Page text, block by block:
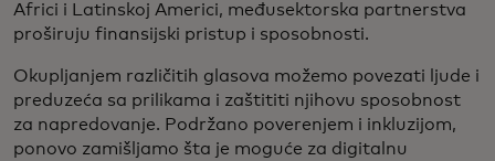
Africi i Latinskoj Americi, međusektorska partnerstva
proširuju finansijski pristup i sposobnosti.
Okupljanjem različitih glasova možemo povezati ljude i
preduzeća sa prilikama i zaštititi njihovu sposobnost
za napredovanje. Podržano poverenjem i inkluzijom,
ponovo zamišljamo šta je moguće za digitalnu